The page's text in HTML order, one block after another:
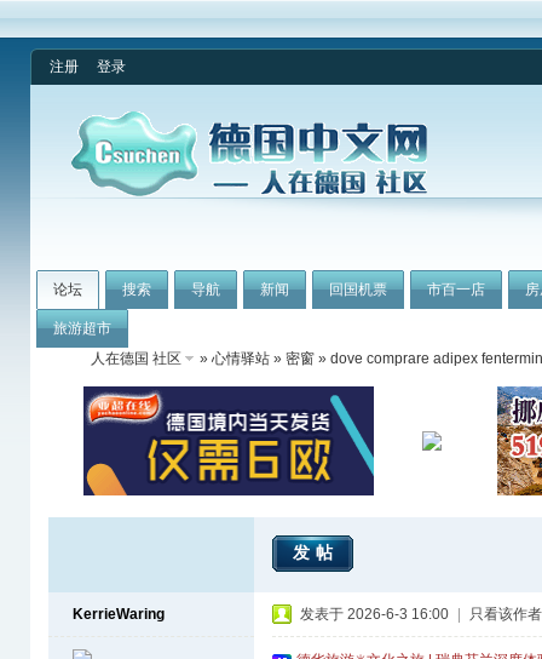
注册 登录
论坛 搜索 导航 新闻 回国机票 市百一店
旅游超市
人在德国 社区
» 心情驿站 » 密窗 » dove comprare adipex
发帖
KerrieWaring 发表于 2026-6-3 16:00 只看该作者